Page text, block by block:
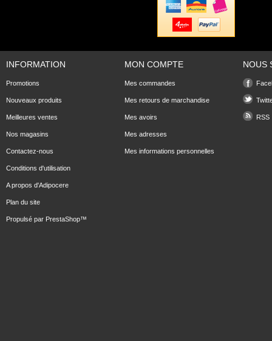
INFORMATION
Promotions
Nouveaux produits
Meilleures ventes
Nos magasins
Contactez-nous
Conditions d'utilisation
A propos d'Adipocere
Plan du site
Propulsé par PrestaShop™
MON COMPTE
Mes commandes
Mes retours de marchandise
Mes avoirs
Mes adresses
Mes informations personnelles
NOUS
RSS